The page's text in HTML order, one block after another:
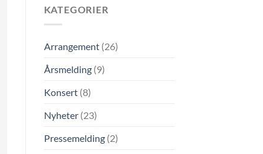
KATEGORIER
Arrangement(26)
Årsmelding(9)
Konsert(8)
Nyheter(23)
Pressemelding(2)